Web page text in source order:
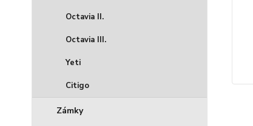
Octavia II.
Octavia III.
Yeti
Citigo
Zámky